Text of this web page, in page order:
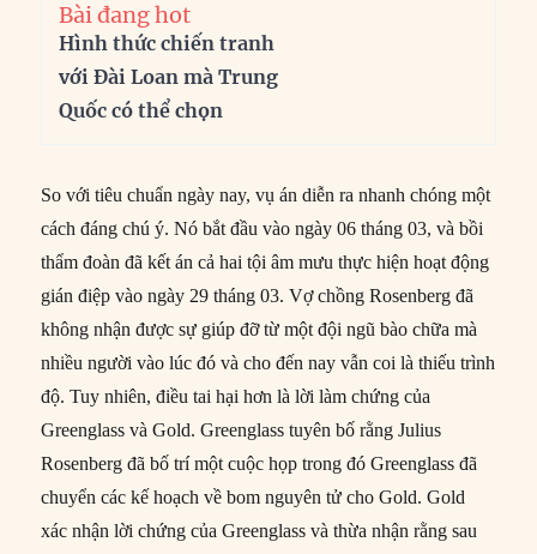
Bài đang hot
Hình thức chiến tranh
với Đài Loan mà Trung
Quốc có thể chọn
So với tiêu chuẩn ngày nay, vụ án diễn ra nhanh chóng một
cách đáng chú ý. Nó bắt đầu vào ngày 06 tháng 03, và bồi
thẩm đoàn đã kết án cả hai tội âm mưu thực hiện hoạt động
gián điệp vào ngày 29 tháng 03. Vợ chồng Rosenberg đã
không nhận được sự giúp đỡ từ một đội ngũ bào chữa mà
nhiều người vào lúc đó và cho đến nay vẫn coi là thiếu trình
độ. Tuy nhiên, điều tai hại hơn là lời làm chứng của
Greenglass và Gold. Greenglass tuyên bố rằng Julius
Rosenberg đã bố trí một cuộc họp trong đó Greenglass đã
chuyển các kế hoạch về bom nguyên tử cho Gold. Gold
xác nhận lời chứng của Greenglass và thừa nhận rằng sau